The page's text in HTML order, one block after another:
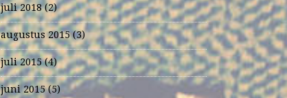
juli 2018(2)
augustus 2015(3)
juli 2015(4)
juni 2015(5)